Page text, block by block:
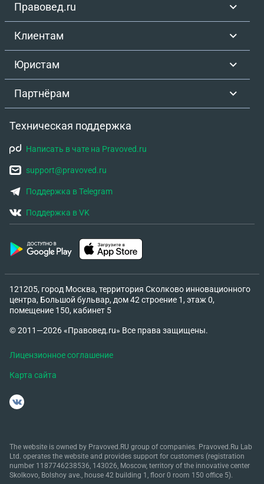
Правовед.ru
Клиентам
Юристам
Партнёрам
Техническая поддержка
Написать в чате на Pravoved.ru
support@pravoved.ru
Поддержка в Telegram
Поддержка в VK
121205, город Москва, территория Сколково инновационного
центра, Большой бульвар, дом 42 строение 1, этаж 0,
помещение 150, кабинет 5
© 2011—2026 «Правовед.ru» Все права защищены.
Лицензионное соглашение
Карта сайта
The website is owned by Pravoved.RU group of companies. Pravoved.Ru Lab
Ltd. operates the website and provides support for customers (registration
number 1187746238536, 143026, Moscow, territory of the innovative center
Skolkovo, Bolshoy ave., house 42 building 1, floor 0 room 150 office 5).